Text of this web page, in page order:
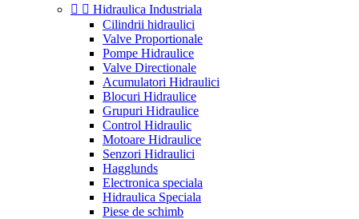
  Hidraulica Industriala
Cilindrii hidraulici
Valve Proportionale
Pompe Hidraulice
Valve Directionale
Acumulatori Hidraulici
Blocuri Hidraulice
Grupuri Hidraulice
Control Hidraulic
Motoare Hidraulice
Senzori Hidraulici
Hagglunds
Electronica speciala
Hidraulica Speciala
Piese de schimb